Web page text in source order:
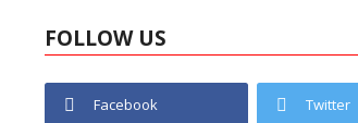
FOLLOW US
Facebook Twitter